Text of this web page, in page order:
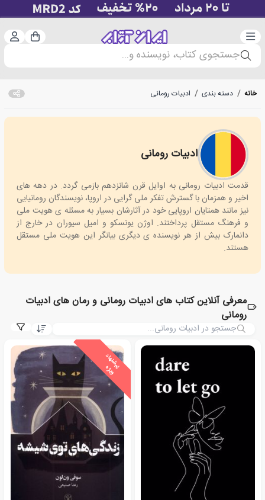
دسته‌بندی سبد
جستجوی کتاب، نویسنده و...
خانه / دسته بندی / ادبیات رومانی
ادبیات رومانی
Romanian literature
قدمت ادبیات رومانی به اوایل قرن شانزدهم بازمی گردد. در دهه های
اخیر و همزمان با گسترش تفکر ملی گرایی در اروپا، نویسندگان رومانیایی
نیز مانند همتایان اروپایی خود در آثارشان بسیار به مسئله ی هویت ملی
و فرهنگ مستقل پرداختند. اوژن یونسکو و امیل سیوران در خارج از
دانمارک بیش از هر نویسنده ی دیگری بیانگر این هویت ملی مستقل
هستند.
معرفی آنلاین کتاب های ادبیات رومانی و رمان های ادبیات
رومانی
پ
ی
ش
ن
ه
ا
د
و
ی
ژ
ه